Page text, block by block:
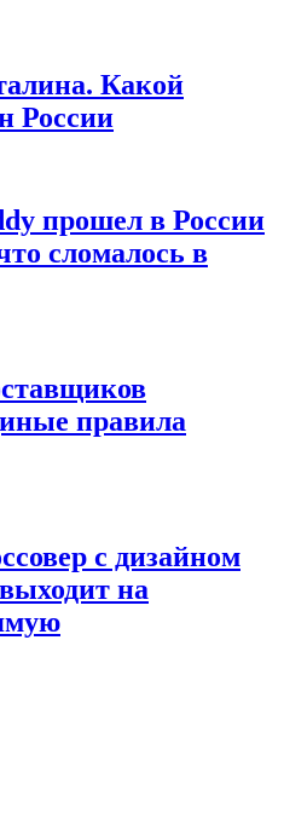
Какой
России
прошел в России
сломалось в
правила
с дизайном
на